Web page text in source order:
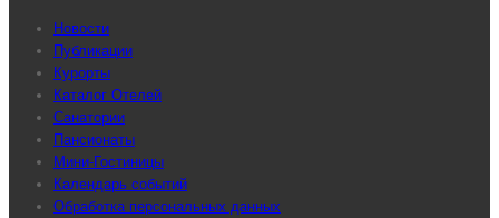
Новости
Публикации
Курорты
Каталог Отелей
Санатории
Пансионаты
Мини-Гостиницы
Календарь событий
Обработка персональных данных